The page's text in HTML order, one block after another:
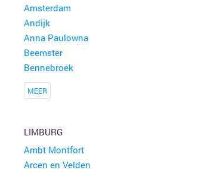
Amsterdam
Andijk
Anna Paulowna
Beemster
Bennebroek
MEER
LIMBURG
Ambt Montfort
Arcen en Velden